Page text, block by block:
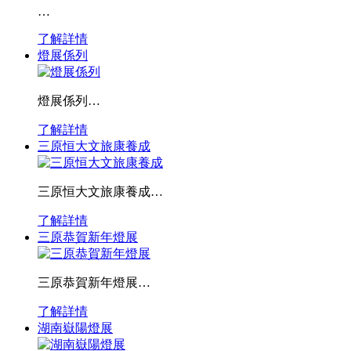
…
了解詳情
燈展係列
燈展係列…
了解詳情
三原恒大文旅康養成
三原恒大文旅康養成…
了解詳情
三原恭賀新年燈展
三原恭賀新年燈展…
了解詳情
湖南嶽陽燈展